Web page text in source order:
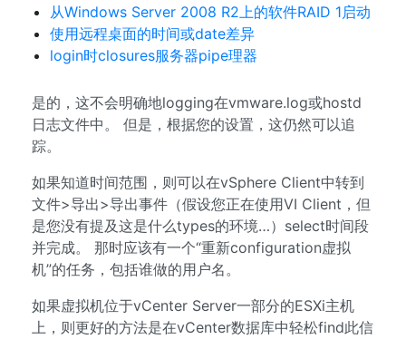
从Windows Server 2008 R2上的软件RAID 1启动
使用远程桌面的时间或date差异
login时closures服务器pipe理器
是的，这不会明确地logging在vmware.log或hostd
日志文件中。 但是，根据您的设置，这仍然可以追
踪。
如果知道时间范围，则可以在vSphere Client中转到
文件>导出>导出事件（假设您正在使用VI Client，但
是您没有提及这是什么types的环境…）select时间段
并完成。 那时应该有一个“重新configuration虚拟
机”的任务，包括谁做的用户名。
如果虚拟机位于vCenter Server一部分的ESXi主机
上，则更好的方法是在vCenter数据库中轻松find此信